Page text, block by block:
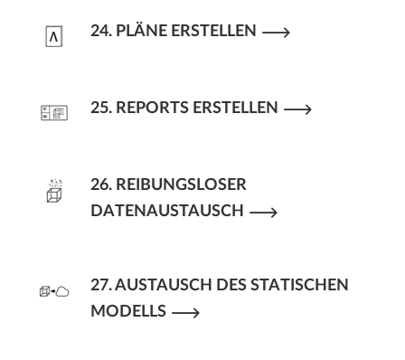
24. PLÄNE ERSTELLEN
25. REPORTS ERSTELLEN
26. REIBUNGSLOSER
DATENAUSTAUSCH
27. AUSTAUSCH DES STATISCHEN
MODELLS